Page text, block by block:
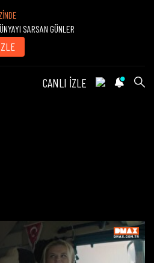
SARSAN GÜNLER
CANLI İZLE